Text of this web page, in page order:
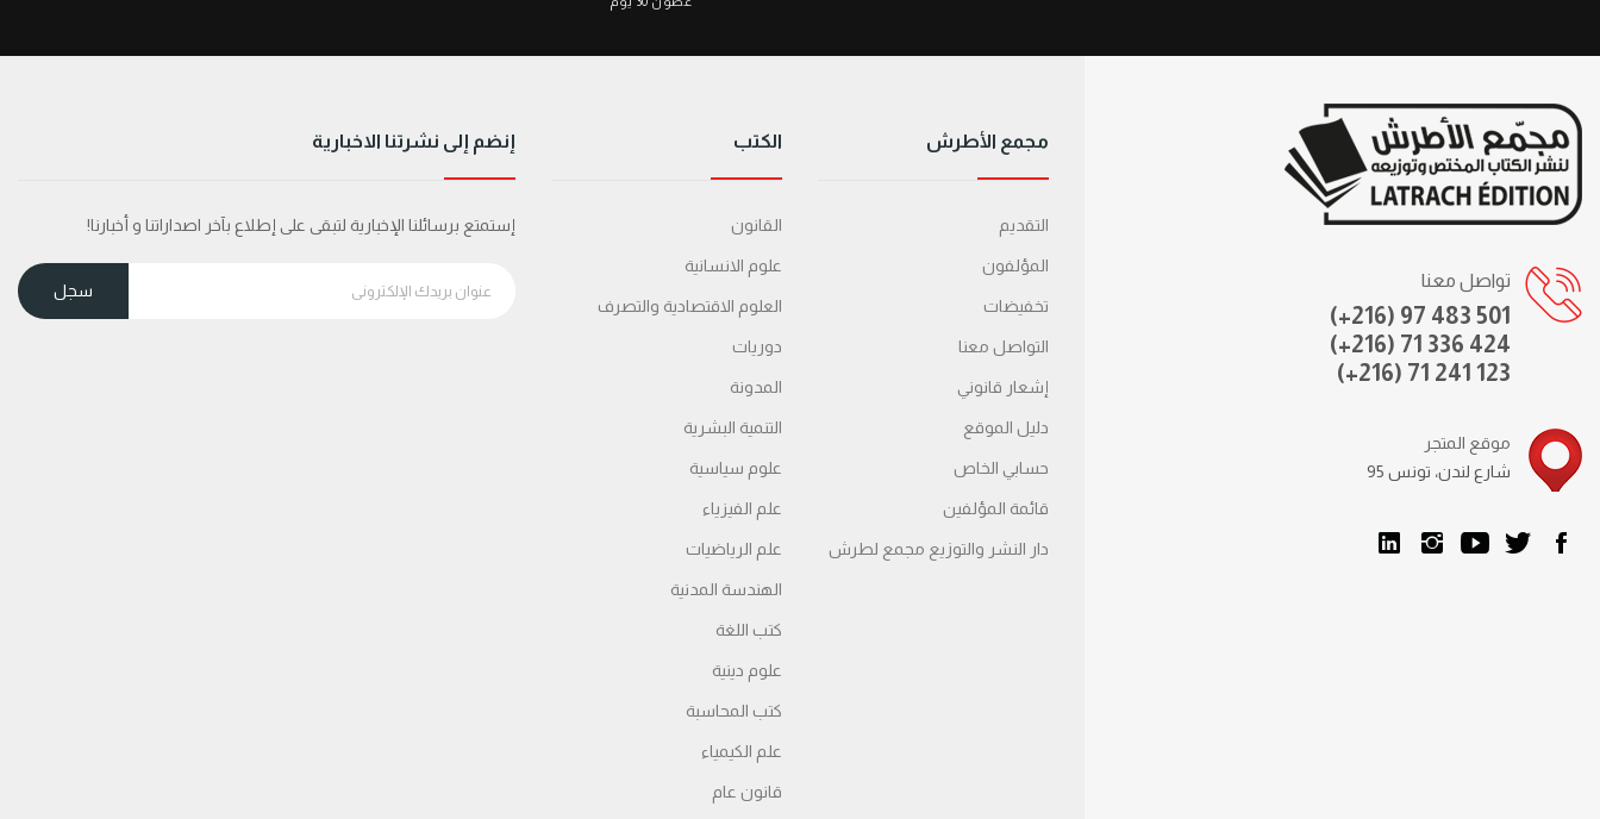
تواصل معنا
(+216) 97 483 501
(+216) 71 336 424
(+216) 71 241 123
موقع المتجر
95 شارع لندن، تونس
مجمع الأطرش
التقديم
المؤلفون
تخفيضات
التواصل معنا
إشعار قانوني
دليل الموقع
حسابي الخاص
قائمة المؤلفين
دار النشر والتوزيع مجمع لطرش
الكتب
القانون
علوم الانسانية
العلوم الاقتصادية والتصرف
دوريات
المدونة
التنمية البشرية
علوم سياسية
علم الفيزياء
علم الرياضيات
الهندسة المدنية
كتب اللغة
علوم دينية
كتب المحاسبة
علم الكيمياء
قانون عام
إنضم إلى نشرتنا الاخبارية
إستمتع برسائلنا الإخبارية لتبقى على إطلاع بآخر اصداراتنا و أخبارنا!